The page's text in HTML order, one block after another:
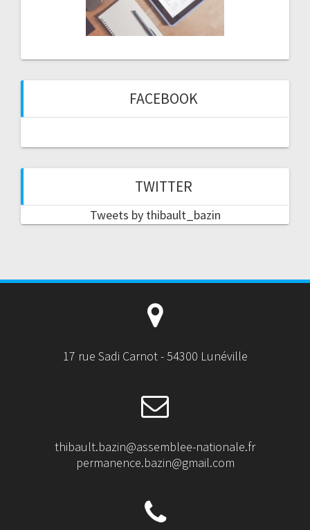
FACEBOOK
TWITTER
Tweets by thibault_bazin
17 rue Sadi Carnot - 54300 Lunéville
thibault.bazin@assemblee-nationale.fr
permanence.bazin@gmail.com